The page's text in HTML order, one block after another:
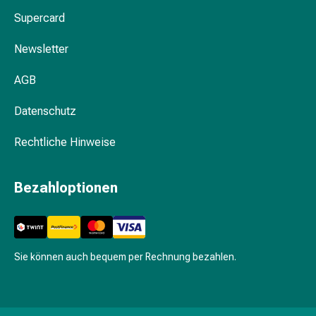
die
&
Bürsten
&
Kämme
Supercard
Newsletter
AGB
Datenschutz
Rechtliche Hinweise
Bezahloptionen
Sie können auch bequem per Rechnung bezahlen.